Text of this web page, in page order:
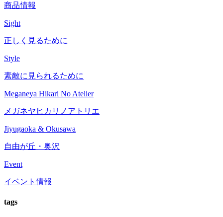
商品情報
Sight
正しく見るために
Style
素敵に見られるために
Meganeya Hikari No Atelier
メガネヤヒカリノアトリエ
Jiyugaoka & Okusawa
自由が丘・奥沢
Event
イベント情報
tags